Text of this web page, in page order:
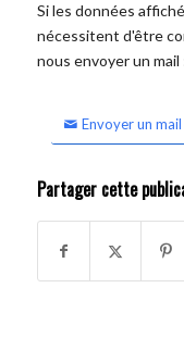
Si les données
nécessitent d'être
nous envoyer un mail
Envoyer un
Partager cette